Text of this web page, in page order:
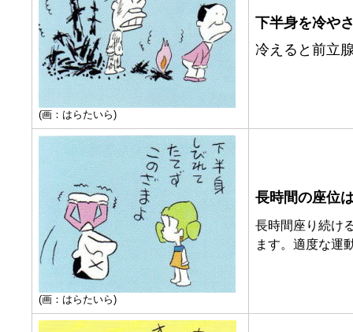
(画：はらたいら)
下半身を冷や
冷えると前立
(画：はらたいら)
長時間の座位
長時間座り続け
ます。適度な運